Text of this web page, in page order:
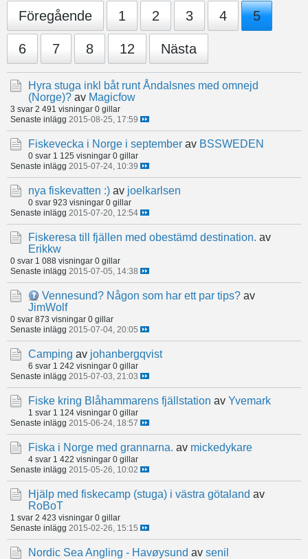
Föregående 1 2 3 4 5
6 7 8 12 Nästa
Hyra stuga inkl båt runt Åndalsnes med omnejd
(Norge)? av Magicfow
3 svar 2 491 visningar 0 gillar
Senaste inlägg 2015-08-25, 17:59
Fiskevecka i Norge i september av BSSWEDEN
0 svar 1 125 visningar 0 gillar
Senaste inlägg 2015-07-24, 10:39
nya fiskevatten :) av joelkarlsen
0 svar 923 visningar 0 gillar
Senaste inlägg 2015-07-20, 12:54
Fiskeresa till fjällen med obestämd destination. av
Erikkw
0 svar 1 088 visningar 0 gillar
Senaste inlägg 2015-07-05, 14:38
Vennesund? Någon som har ett par tips? av
JimWolf
0 svar 873 visningar 0 gillar
Senaste inlägg 2015-07-04, 20:05
Camping av johanbergqvist
6 svar 1 242 visningar 0 gillar
Senaste inlägg 2015-07-03, 21:03
Fiske kring Blåhammarens fjällstation av Yvemark
1 svar 1 124 visningar 0 gillar
Senaste inlägg 2015-06-24, 18:57
Fiska i Norge med grannarna. av mickedykare
4 svar 1 422 visningar 0 gillar
Senaste inlägg 2015-05-26, 10:02
Hjälp med fiskecamp (stuga) i västra götaland av
RoBoT
1 svar 2 423 visningar 0 gillar
Senaste inlägg 2015-02-26, 15:15
Nordic Sea Angling - Havøysund av senil